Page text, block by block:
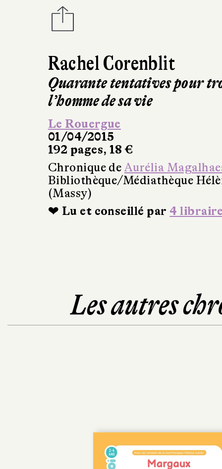
Rachel Corenblit
Quarante tentatives pour
l’homme de sa vie
Le Rouergue
01/04/2015
192 pages, 18 €
Chronique de Aurélia
Bibliothèque/Médiathèque
(Massy)
❤ Lu et conseillé par 4
Les autres